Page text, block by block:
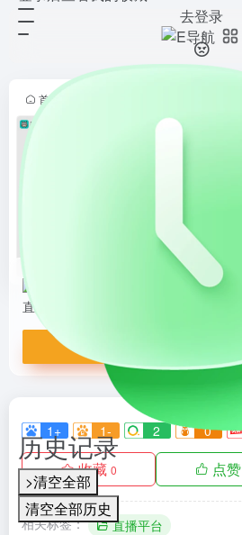
去登录
历史记录
>清空全部
清空全部历史
首页
1+ 1- 2 0
收藏 0 点赞
相关标签： 直播平台
丰富直播内容和强大互动功能的娱乐
平台，用户可以观看娱乐、音乐、游
举办的各类活动和公益活动。